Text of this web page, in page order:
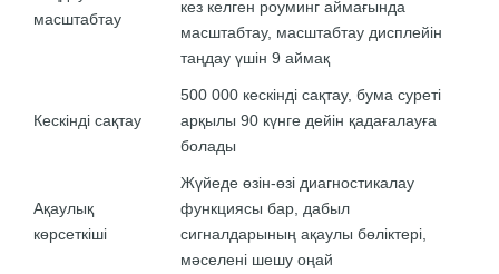
масштабтау
кез келген роуминг аймағында
масштабтау, масштабтау дисплейін
таңдау үшін 9 аймақ
Кескінді сақтау
500 000 кескінді сақтау, бума суреті
арқылы 90 күнге дейін қадағалауға
болады
Ақаулық
көрсеткіші
Жүйеде өзін-өзі диагностикалау
функциясы бар, дабыл
сигналдарының ақаулы бөліктері,
мәселені шешу оңай